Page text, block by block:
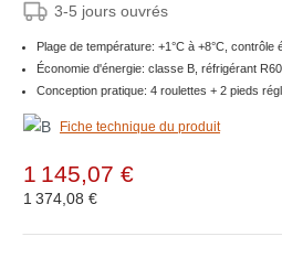
3-5 jours ouvrés
Plage de température: +1°C à +8°C, contrôle
Économie d'énergie: classe B, réfrigérant
Conception pratique: 4 roulettes + 2 pieds
Fiche technique du produit
1 145,07 €
1 374,08 €